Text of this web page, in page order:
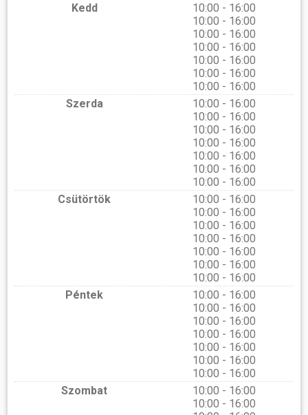
Kedd
10:00 - 16:00
10:00 - 16:00
10:00 - 16:00
10:00 - 16:00
10:00 - 16:00
10:00 - 16:00
10:00 - 16:00
Szerda
10:00 - 16:00
10:00 - 16:00
10:00 - 16:00
10:00 - 16:00
10:00 - 16:00
10:00 - 16:00
10:00 - 16:00
Csütörtök
10:00 - 16:00
10:00 - 16:00
10:00 - 16:00
10:00 - 16:00
10:00 - 16:00
10:00 - 16:00
10:00 - 16:00
Péntek
10:00 - 16:00
10:00 - 16:00
10:00 - 16:00
10:00 - 16:00
10:00 - 16:00
10:00 - 16:00
10:00 - 16:00
Szombat
10:00 - 16:00
10:00 - 16:00